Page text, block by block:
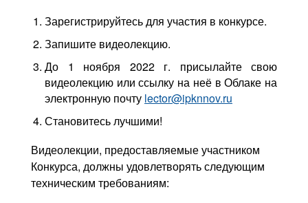
Зарегистрируйтесь для участия в конкурсе.
Запишите видеолекцию.
До 1 ноября 2022 г. присылайте свою
видеолекцию или ссылку на неё в Облаке на
электронную почту lector@ipknnov.ru
Становитесь лучшими!
Видеолекции, предоставляемые участником
Конкурса, должны удовлетворять следующим
техническим требованиям: